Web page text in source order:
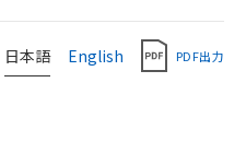
日本語 English PDF出力